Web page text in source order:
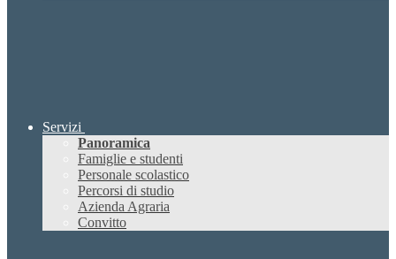
Servizi
Panoramica
Famiglie e studenti
Personale scolastico
Percorsi di studio
Azienda Agraria
Convitto